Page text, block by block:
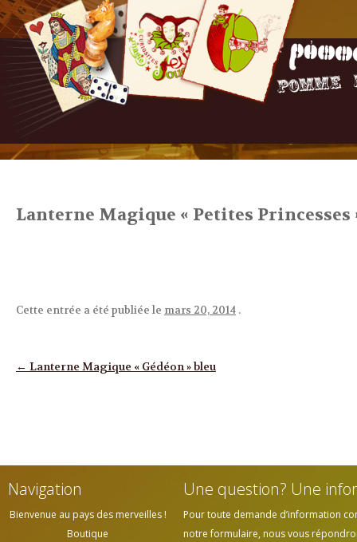
Lanterne Magique « Petites Princesses
Cette entrée a été publiée le mars 20, 2014 .
Navigation des articles
← Lanterne Magique « Gédéon » bleu
Navigation
Bienvenue au pays des merveilles !
Boutique
Une question? Une
Pour toute demande d’information
notre formulaire, nous vous